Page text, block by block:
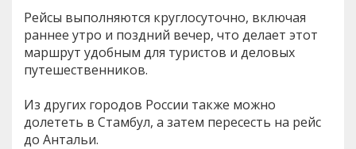
Рейсы выполняются круглосуточно, включая
раннее утро и поздний вечер, что делает этот
маршрут удобным для туристов и деловых
путешественников.
Из других городов России также можно
долететь в Стамбул, а затем пересесть на рейс
до Антальи.